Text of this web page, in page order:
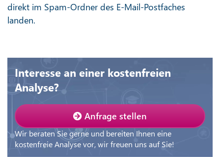
direkt im Spam-Ordner des E-Mail-Postfaches
landen.
Interesse an einer kostenfreien
Analyse?
Anfrage stellen
Wir beraten Sie gerne und bereiten Ihnen eine
kostenfreie Analyse vor, wir freuen uns auf Sie!